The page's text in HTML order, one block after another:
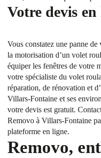
Votre devis
Vous constatez une panne
la motorisation d’un volet
équiper les fenêtres de votre
votre spécialiste du volet
réparation, de rénovation et
Villars-Fontaine et ses
votre devis est gratuit.
Removo à Villars-Fontaine
plateforme en ligne.
Removo,